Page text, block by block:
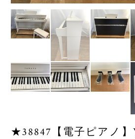
★38847【電子ピアノ